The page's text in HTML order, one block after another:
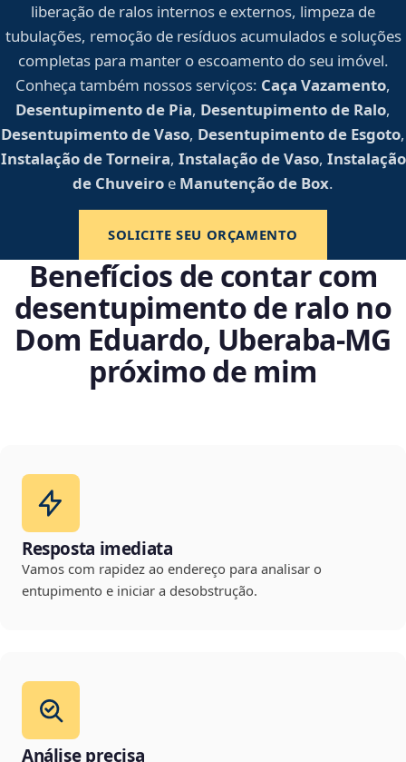
liberação de ralos internos e externos, limpeza de
tubulações, remoção de resíduos acumulados e soluções
completas para manter o escoamento do seu imóvel.
Conheça também nossos serviços: Caça Vazamento,
Desentupimento de Pia, Desentupimento de Ralo,
Desentupimento de Vaso, Desentupimento de Esgoto,
Instalação de Torneira, Instalação de Vaso, Instalação
de Chuveiro e Manutenção de Box.
SOLICITE SEU ORÇAMENTO
Benefícios de contar com
desentupimento de ralo no
Dom Eduardo, Uberaba‑MG
próximo de mim
Resposta imediata
Vamos com rapidez ao endereço para analisar o
entupimento e iniciar a desobstrução.
Análise precisa